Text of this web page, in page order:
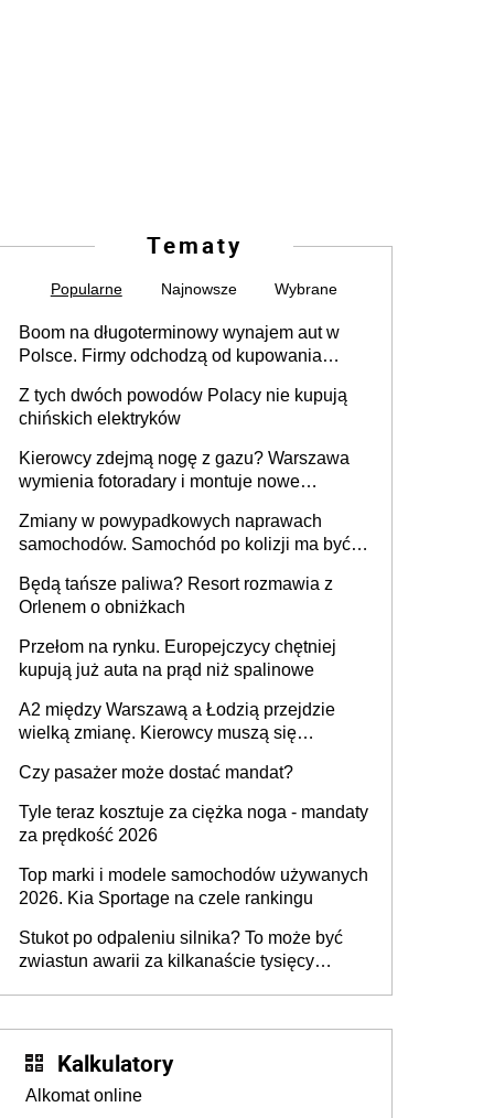
Tematy
Popularne Najnowsze Wybrane
Boom na długoterminowy wynajem aut w
Polsce. Firmy odchodzą od kupowania
Z tych dwóch powodów Polacy nie kupują
chińskich elektryków
Kierowcy zdejmą nogę z gazu? Warszawa
wymienia fotoradary i montuje nowe
Zmiany w powypadkowych naprawach
samochodów. Samochód po kolizji ma być
technologią producenta
Będą tańsze paliwa? Resort rozmawia z
Orlenem o obniżkach
Przełom na rynku. Europejczycy chętniej
kupują już auta na prąd niż spalinowe
A2 między Warszawą a Łodzią przejdzie
wielką zmianę. Kierowcy muszą się
Czy pasażer może dostać mandat?
Tyle teraz kosztuje za ciężka noga - mandaty
za prędkość 2026
Top marki i modele samochodów używanych
2026. Kia Sportage na czele rankingu
Stukot po odpaleniu silnika? To może być
zwiastun awarii za kilkanaście tysięcy
Kalkulatory
Alkomat online